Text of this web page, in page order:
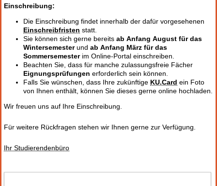
Einschreibung:
Die Einschreibung findet innerhalb der dafür vorgesehenen
Einschreibfristen statt.
Sie können sich gerne bereits ab Anfang August für das
Wintersemesterund ab Anfang März für das
Sommersemesterim Online-Portal einschreiben.
Beachten Sie, dass für manche zulassungsfreie Fächer
Eignungsprüfungen erforderlich sein können.
Falls Sie wünschen, dass Ihre zukünftige KU.Card ein Foto
von Ihnen enthält, können Sie dieses gerne online hochladen.
Wir freuen uns auf Ihre Einschreibung.
Für weitere Rückfragen stehen wir Ihnen gerne zur Verfügung.
Ihr Studierendenbüro